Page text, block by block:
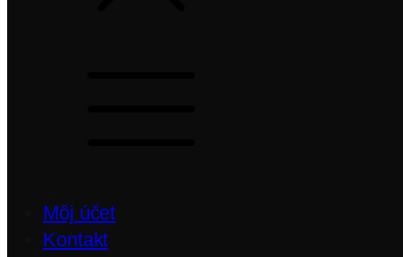
Môj účet
Kontakt